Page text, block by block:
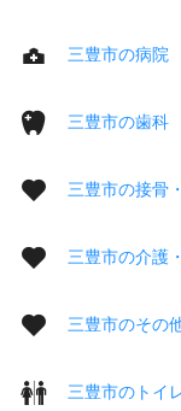
三豊市の病院
三豊市の歯科
三豊市の接骨
三豊市の介護
三豊市のその
三豊市のトイ